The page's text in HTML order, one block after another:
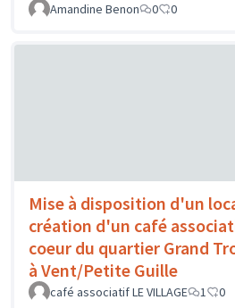
Amandine Benon
0 0
Mise à disposition d'un
création d'un café
coeur du quartier Grand
à Vent/Petite Guille
café associatif LE VILLAGE 1 0